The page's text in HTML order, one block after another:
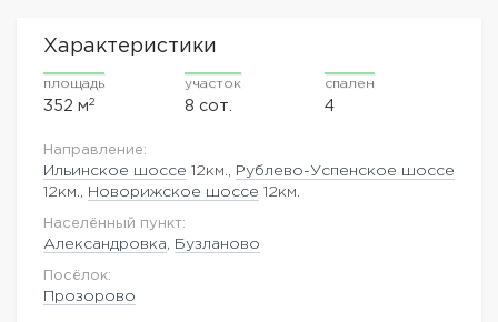
Характеристики
площадь
352 м2
участок
8 сот.
спален
4
Направление:
Ильинское шоссе 12км.,
Рублево-Успенское шоссе
12км.,
Новорижское шоссе 12км.
Населённый пункт:
Александровка Бузланово
Посёлок:
Прозорово